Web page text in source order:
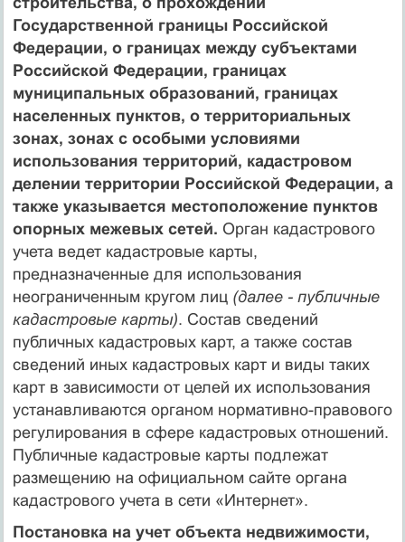
Государственной границы Российской
Федерации, о границах между субъектами
Российской Федерации, границах
муниципальных образований, границах
населенных пунктов, о территориальных
зонах, зонах с особыми условиями
использования территорий, кадастровом
делении территории Российской Федерации, а
также указывается местоположение пунктов
опорных межевых сетей. Орган кадастрового
учета ведет кадастровые карты,
предназначенные для использования
неограниченным кругом лиц (далее - публичные
кадастровые карты). Состав сведений
публичных кадастровых карт, а также состав
сведений иных кадастровых карт и виды таких
карт в зависимости от целей их использования
устанавливаются органом нормативно-правового
регулирования в сфере кадастровых отношений.
Публичные кадастровые карты подлежат
размещению на официальном сайте органа
кадастрового учета в сети «Интернет».
Постановка на учет объекта недвижимости,